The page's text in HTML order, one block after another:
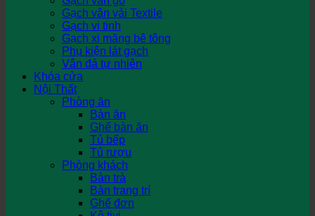
Gạch vân vải Textile
Gạch vi tinh
Gạch xi măng bê tông
Phụ kiện lát gạch
Vân đá tự nhiên
Khóa cửa
Nội Thất
Phòng ăn
Bàn ăn
Ghế bàn ăn
Tủ bếp
Tủ rượu
Phòng khách
Bàn trà
Bàn trang trí
Ghế đơn